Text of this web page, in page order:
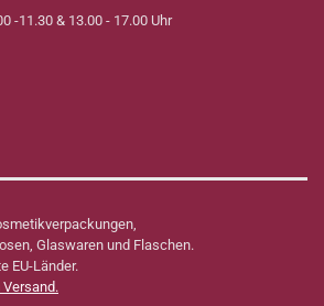
-11.30 & 13.00 - 17.00 Uhr
Glaswaren und Flaschen.
EU-Länder.